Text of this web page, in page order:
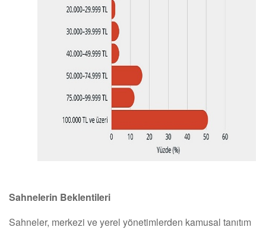
Sahnelerin Beklentileri
Sahneler, merkezi ve yerel yönetimlerden kamusal tanıtım